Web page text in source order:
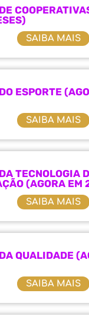
SAIBA MAIS
QUALIDADE
SAIBA MAIS
TECNOLOGIA
(AGORA EM
SAIBA MAIS
ESPORTE
SAIBA MAIS